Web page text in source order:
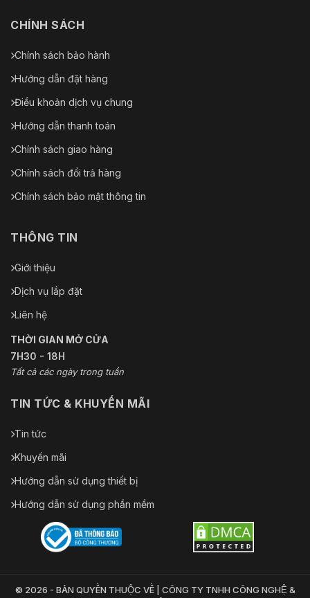
CHÍNH SÁCH
Chính sách bảo hành
Hướng dẫn đặt hàng
Điều khoản dịch vụ chung
Hướng dẫn thanh toán
Chính sách giao hàng
Chính sách đổi trả hàng
Chính sách bảo mật thông tin
THÔNG TIN
Giới thiệu
Dịch vụ lắp đặt
Liên hệ
THỜI GIAN MỞ CỬA
7H30 - 18H
Tất cả các ngày trong tuần
TIN TỨC & KHUYẾN MÃI
Tin tức
Khuyến mãi
Hướng dẫn sử dụng thiết bị
Hướng dẫn sử dụng phần mềm
© 2026 - BẢN QUYỀN THUỘC VỀ | CÔNG TY TNHH CÔNG NGHỆ &